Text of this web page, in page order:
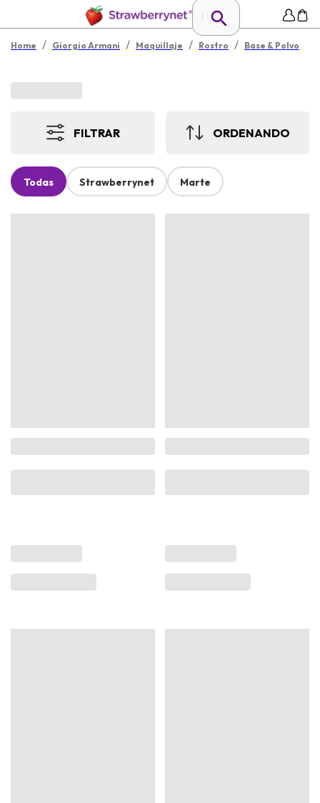
Home / Giorgio Armani / Maquillaje / Rostro / Base & Polvo
FILTRAR ORDENANDO
Todas Strawberrynet Marte